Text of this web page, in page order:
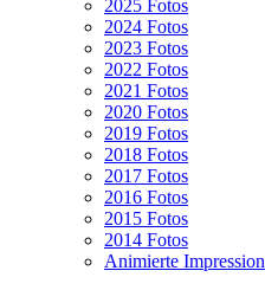
2025 Fotos
2024 Fotos
2023 Fotos
2022 Fotos
2021 Fotos
2020 Fotos
2019 Fotos
2018 Fotos
2017 Fotos
2016 Fotos
2015 Fotos
2014 Fotos
Animierte Impression